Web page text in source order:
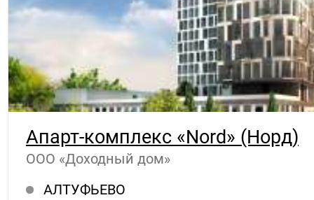
Апарт-комплекс «Nord» (Норд)
ООО «Доходный дом»
АЛТУФЬЕВО